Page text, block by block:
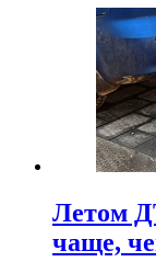
Летом
чаще,